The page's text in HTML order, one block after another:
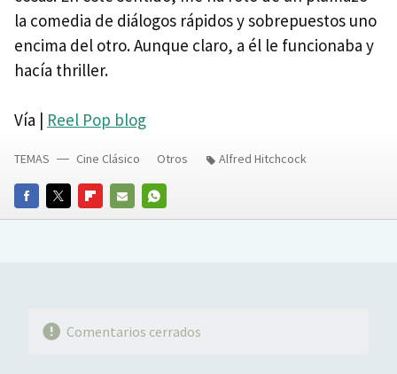
la comedia de diálogos rápidos y sobrepuestos uno
encima del otro. Aunque claro, a él le funcionaba y
hacía thriller.
Vía | Reel Pop blog
FACEBOOKTWITTERFLIPBOARD
E-
WHATSAPP
TEMAS Cine Clásico Otros Alfred Hitchcock
Comentarios cerrados